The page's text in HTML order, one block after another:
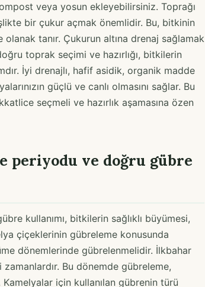
veya yosun ekleyebilirsiniz. Toprağı
bir çukur açmak önemlidir. Bu, bitkinin
tanır. Çukurun altına drenaj sağlamak
toprak seçimi ve hazırlığı, bitkilerin
İyi drenajlı, hafif asidik, organik madde
güçlü ve canlı olmasını sağlar. Bu
seçmeli ve hazırlık aşamasına özen
periyodu ve doğru gübre
kullanımı, bitkilerin sağlıklı büyümesi,
çiçeklerinin gübreleme konusunda
dönemlerinde gübrelenmelidir. İlkbahar
Bu dönemde gübreleme,
için kullanılan gübrenin türü